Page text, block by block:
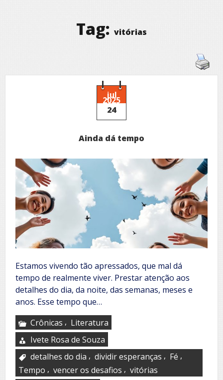
Tag: vitórias
jul
2025
24
Ainda dá tempo
Estamos vivendo tão apressados, que mal dá
tempo de realmente viver. Prestar atenção aos
detalhes do dia, da noite, das semanas, meses e
anos. Esse tempo que…
Crônicas , Literatura
Ivete Rosa de Souza
detalhes do dia , dividir esperanças , Fé ,
Tempo , vencer os desafios , vitórias